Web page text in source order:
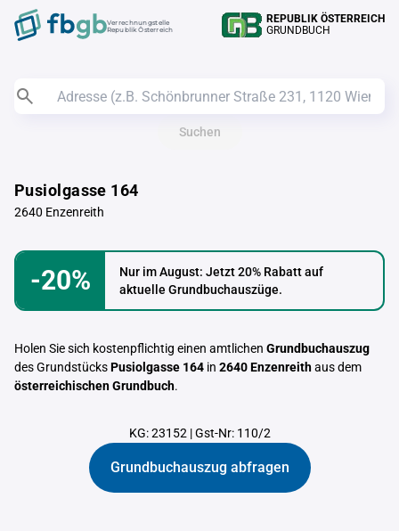
Verrechnungstelle
Republik Österreich
REPUBLIK ÖSTERREICH
GRUNDBUCH
Suchen
Pusiolgasse 164
2640 Enzenreith
-20%
Nur im August: Jetzt 20% Rabatt auf
aktuelle Grundbuchauszüge.
Holen Sie sich kostenpflichtig einen amtlichen Grundbuchauszug
des GrundstücksPusiolgasse 164 in 2640 Enzenreithaus dem
österreichischen Grundbuch.
KG: 23152 |Gst-Nr: 110/2
Grundbuchauszug abfragen